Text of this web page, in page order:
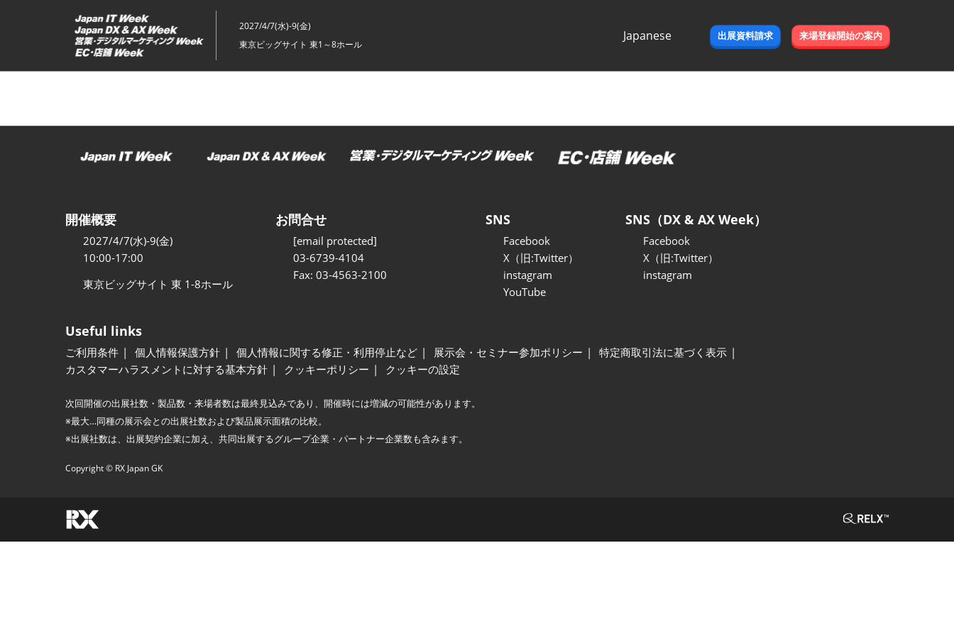
ッ
2027/4/7(水)-9(金)
東京ビッグサイト 東1～8ホール
Japanese
出展資料請求 来場登録開始の案内
開催概要
2027/4/7(水)-9(金)
10:00-17:00
東京ビッグサイト 東 1-8ホール
お問合せ
[email protected]
03-6739-4104
Fax: 03-4563-2100
SNS
Facebook
X（旧:Twitter）
instagram
YouTube
SNS（DX & AX Week）
Facebook
X（旧:Twitter）
instagram
Useful links
ご利用条件 個人情報保護方針 個人情報に関する修正・利用停止など 展示会・セミナー参加ポリシー
特定商取引法に基づく表示
カスタマーハラスメントに対する基本方針
クッキーポリシー クッキーの設定
次回開催の出展社数・製品数・来場者数は最終見込みであり、開催時には増減の可能性があります。
※最大…同種の展示会との出展社数および製品展示面積の比較。
※出展社数は、出展契約企業に加え、共同出展するグループ企業・パートナー企業数も含みます。
Copyright © RX Japan GK